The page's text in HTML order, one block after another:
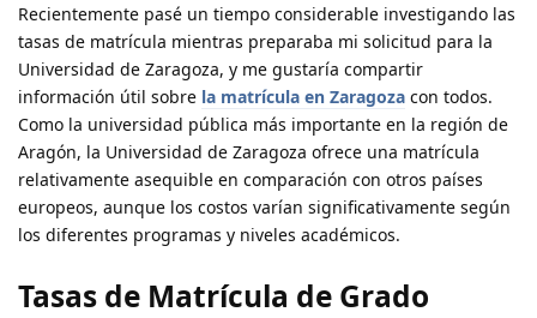
Recientemente pasé un tiempo considerable investigando las
tasas de matrícula mientras preparaba mi solicitud para la
Universidad de Zaragoza, y me gustaría compartir
información útil sobre la matrícula en Zaragoza con todos.
Como la universidad pública más importante en la región de
Aragón, la Universidad de Zaragoza ofrece una matrícula
relativamente asequible en comparación con otros países
europeos, aunque los costos varían significativamente según
los diferentes programas y niveles académicos.
Tasas de Matrícula de Grado